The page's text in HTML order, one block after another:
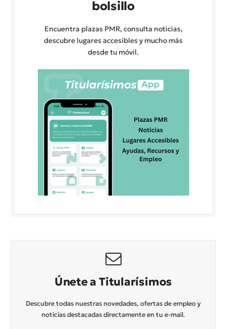
bolsillo
Encuentra plazas PMR, consulta noticias,
descubre lugares accesibles y mucho más
desde tu móvil.
Únete a Titularísimos
Descubre todas nuestras novedades, ofertas de empleo y
noticias destacadas directamente en tu e-mail.